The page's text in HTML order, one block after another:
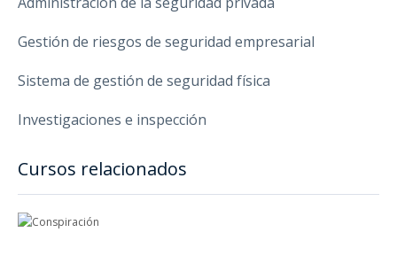
Gestión de riesgos de seguridad empresarial
Sistema de gestión de seguridad física
Investigaciones e inspección
Cursos relacionados